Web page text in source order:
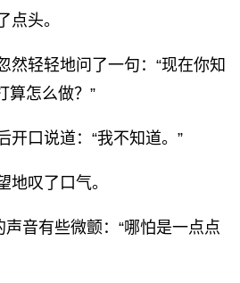
头。
轻轻地问了一句：“现在你知
算怎么做？”
口说道：“我不知道。”
叹了口气。
音有些微颤：“哪怕是一点点